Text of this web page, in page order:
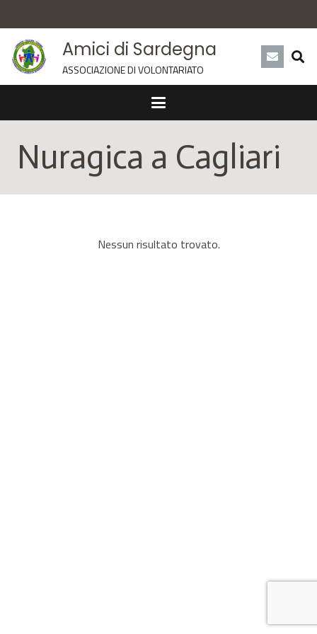
Amici di Sardegna
ASSOCIAZIONE DI VOLONTARIATO
Nuragica a Cagliari
Nessun risultato trovato.